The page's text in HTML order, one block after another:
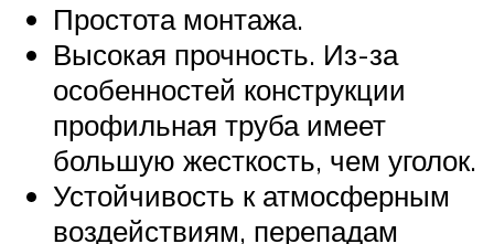
Простота монтажа.
Высокая прочность. Из-за
особенностей конструкции
профильная труба имеет
большую жесткость, чем уголок.
Устойчивость к атмосферным
воздействиям, перепадам